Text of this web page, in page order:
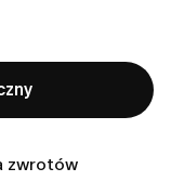
zwrotów